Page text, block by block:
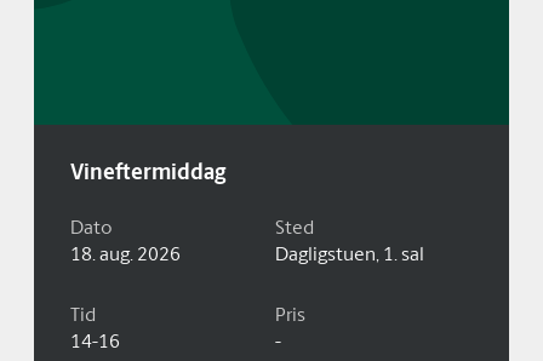
Vineftermiddag
Dato
18. aug. 2026
Sted
Dagligstuen, 1. sal
Tid
14-16
Pris
-